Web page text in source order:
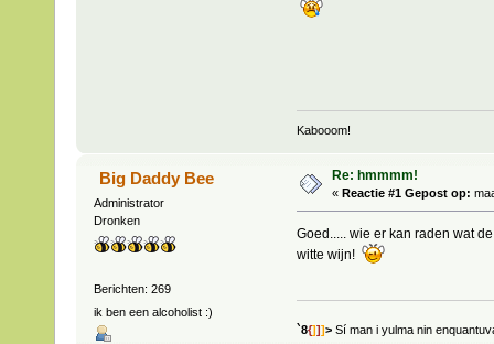
Kabooom!
Big Daddy Bee
Administrator
Dronken
Berichten: 269
ik ben een alcoholist :)
Re: hmmmm!
« Reactie #1 Gepost op:
Goed..... wie er kan raden wat
witte wijn!
`8{]]]>Sí man i yulma nin